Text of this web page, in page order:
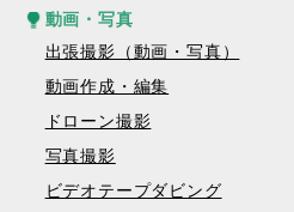
動画・写真
出張撮影（動画・写真）
動画作成・編集
ドローン撮影
写真撮影
ビデオテープダビング